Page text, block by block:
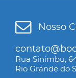
Nosso
Rua Sinimbu,
Rio Grande do